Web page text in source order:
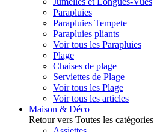
Parapluies
Parapluies Tempete
Parapluies pliants
Voir tous les Parapluies
Plage
Chaises de plage
Serviettes de Plage
Voir tous les Plage
Voir tous les articles
Maison & Déco
Retour vers Toutes les catégories